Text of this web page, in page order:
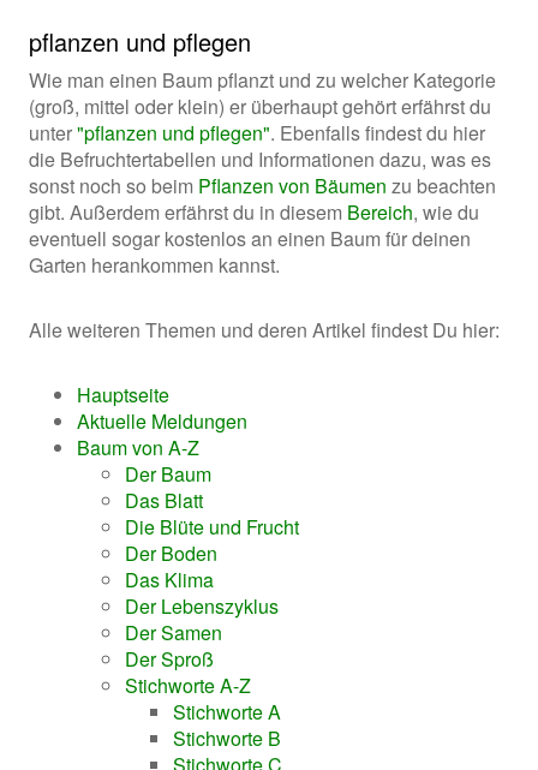
pflanzen und pflegen
Wie man einen Baum pflanzt und zu welcher Kategorie
(groß, mittel oder klein) er überhaupt gehört erfährst du
unter"pflanzen und pflegen". Ebenfalls findest du hier
die Befruchtertabellen und Informationen dazu, was es
sonst noch so beim Pflanzen von Bäumen zu beachten
gibt. Außerdem erfährst du in diesem Bereich, wie du
eventuell sogar kostenlos an einen Baum für deinen
Garten herankommen kannst.
Alle weiteren Themen und deren Artikel findest Du hier:
Hauptseite
Aktuelle Meldungen
Baum von A-Z
Der Baum
Das Blatt
Die Blüte und Frucht
Der Boden
Das Klima
Der Lebenszyklus
Der Samen
Der Sproß
Stichworte A-Z
Stichworte A
Stichworte B
Stichworte C